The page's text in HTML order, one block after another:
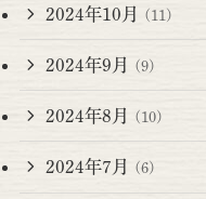
2024年10月 (11)
2024年9月 (9)
2024年8月 (10)
2024年7月 (6)